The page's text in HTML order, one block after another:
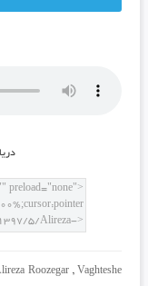
Roozegar , Vaghteshe